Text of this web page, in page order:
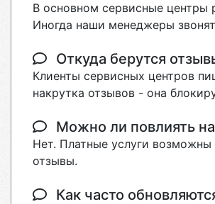
В основном сервисные центры
Иногда наши менеджеры
Откуда берутся
Клиенты сервисных центров
накрутка отзывов - она
Можно ли повлиять
Нет. Платные услуги
отзывы.
Как часто